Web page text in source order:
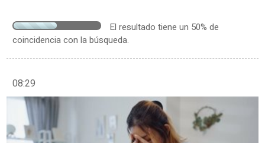
El resultado tiene un 50% de
coincidencia con la búsqueda.
08:29